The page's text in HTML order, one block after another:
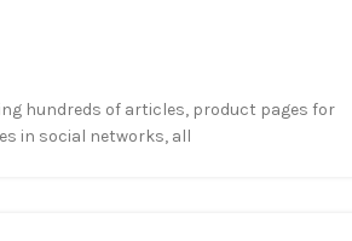
hundreds of articles, product pages for
in social networks, all